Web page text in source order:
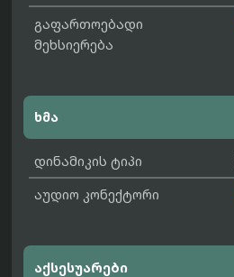
გაფართოებადი
მეხსიერება
ხმა
დინამიკის ტიპი
აუდიო კონექტორი
აქსესუარები